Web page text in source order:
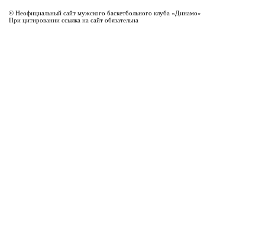
© Неофициальный сайт мужского баскетбольного клуба «Динамо»
При цитировании ссылка на сайт обязательна